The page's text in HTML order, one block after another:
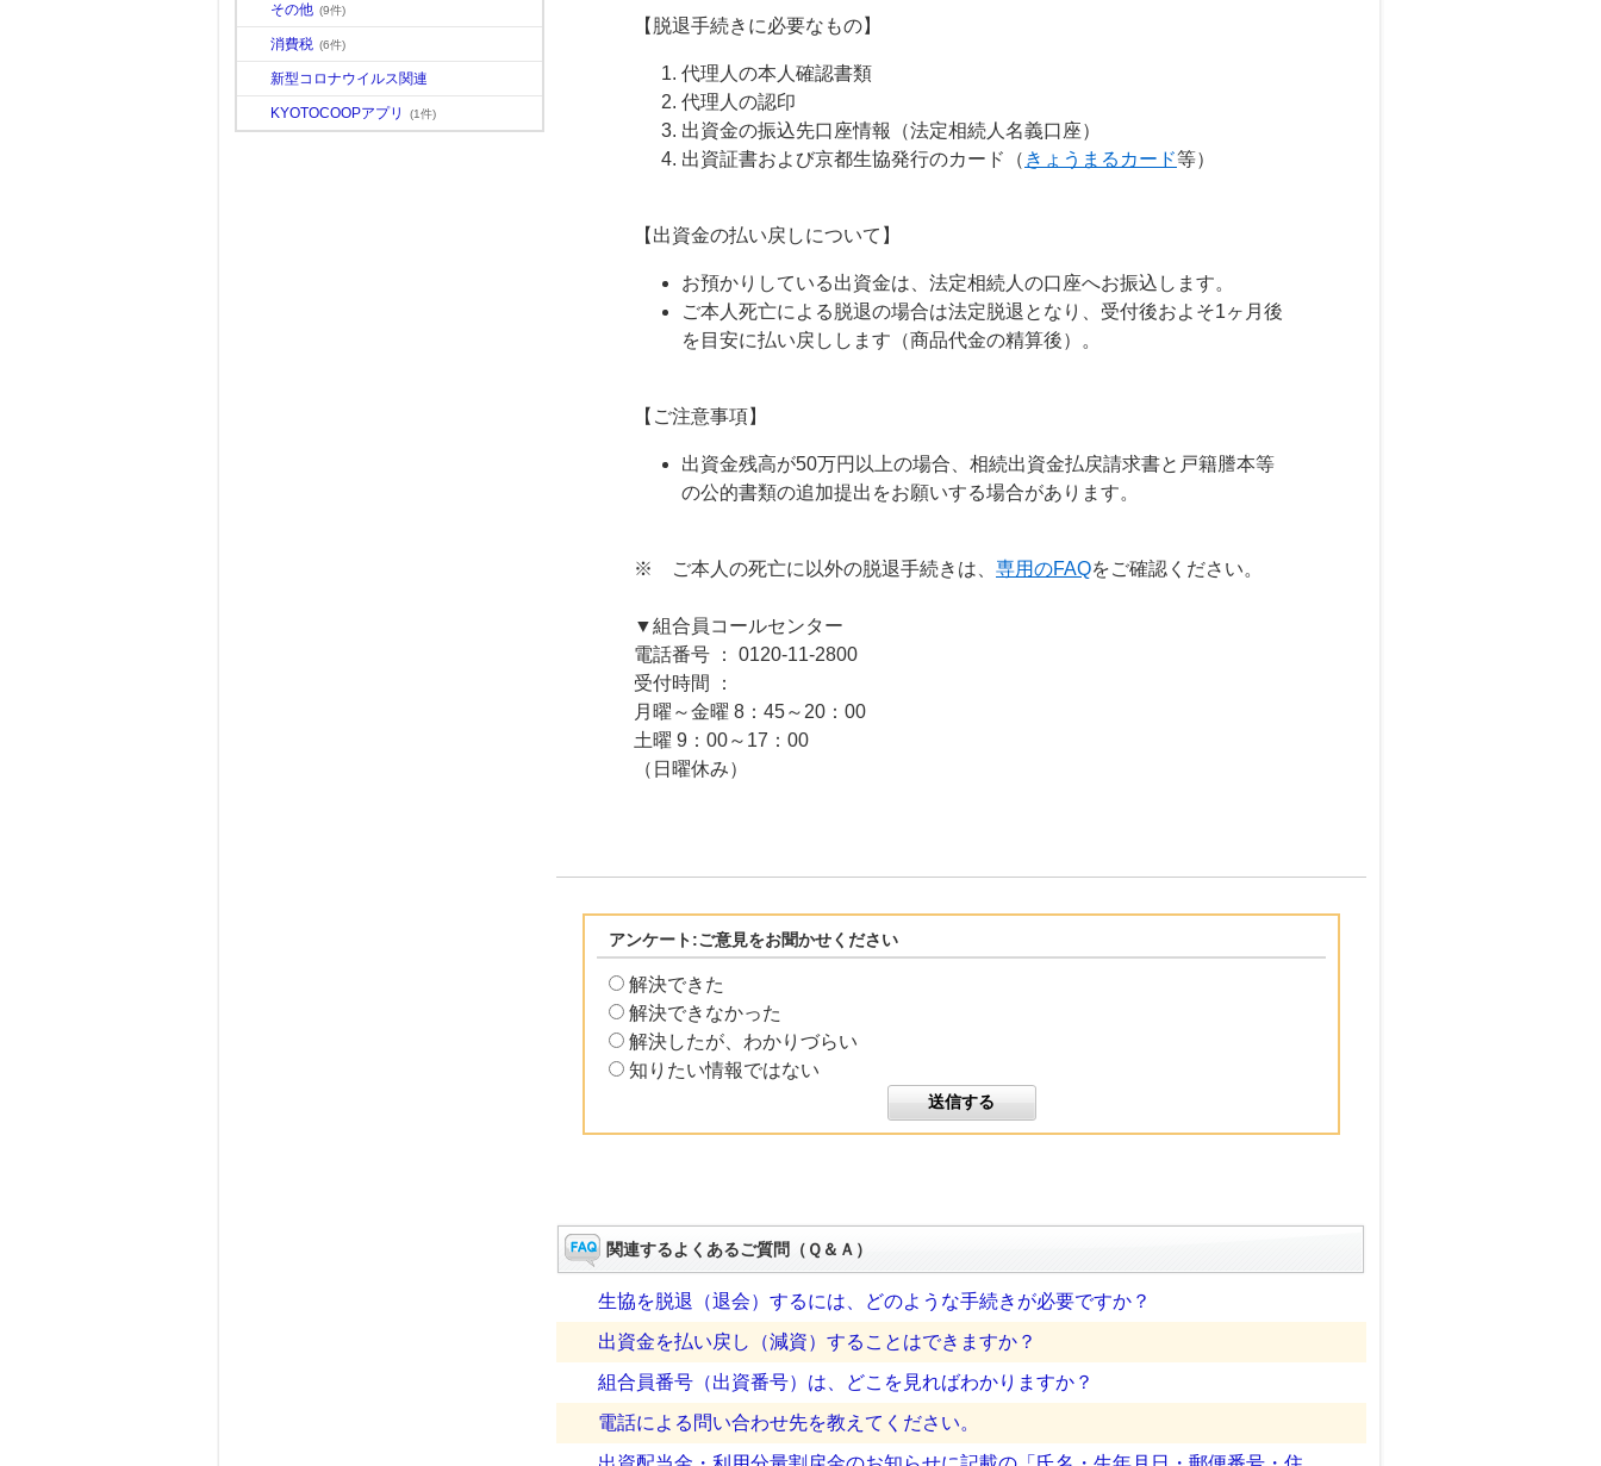
その他 (9件)
消費税 (6件)
新型コロナウイルス関連
KYOTOCOOPアプリ (1件)
【脱退手続きに必要なもの】
代理人の本人確認書類
代理人の認印
出資金の振込先口座情報（法定相続人名義口座）
出資証書および京都生協発行のカード（ きょうまるカード等）
【出資金の払い戻しについて】
お預かりしている出資金は、法定相続人の口座へお振込します。
ご本人死亡による脱退の場合は法定脱退となり、受付後およそ1ヶ月後
を目安に払い戻しします（商品代金の精算後）。
【ご注意事項】
出資金残高が50万円以上の場合、相続出資金払戻請求書と戸籍謄本等
の公的書類の追加提出をお願いする場合があります。
※ ご本人の死亡に以外の脱退手続きは、 専用のFAQをご確認ください。
▼組合員コールセンター
電話番号 ： 0120-11-2800
受付時間 ：
月曜～金曜 8：45～20：00
土曜 9：00～17：00
（日曜休み）
アンケート:ご意見をお聞かせください
解決できた
解決できなかった
解決したが、わかりづらい
知りたい情報ではない
関連するよくあるご質問（Ｑ＆Ａ）
生協を脱退（退会）するには、どのような手続きが必要ですか？
出資金を払い戻し（減資）することはできますか？
組合員番号（出資番号）は、どこを見ればわかりますか？
電話による問い合わせ先を教えてください。